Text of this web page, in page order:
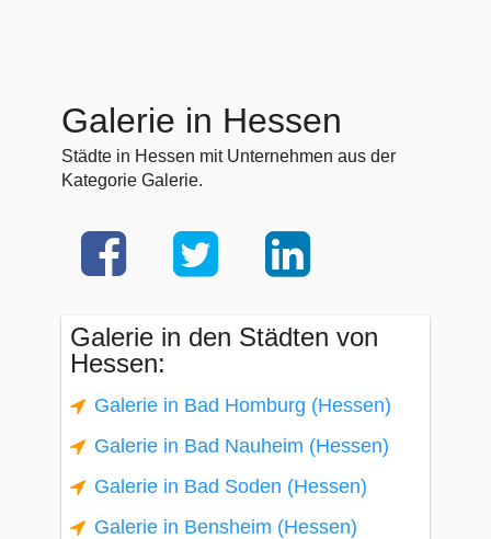
Galerie in Hessen
Städte in Hessen mit Unternehmen aus der
Kategorie Galerie.
Galerie in den Städten von
Hessen:
Galerie in Bad Homburg (Hessen)
Galerie in Bad Nauheim (Hessen)
Galerie in Bad Soden (Hessen)
Galerie in Bensheim (Hessen)